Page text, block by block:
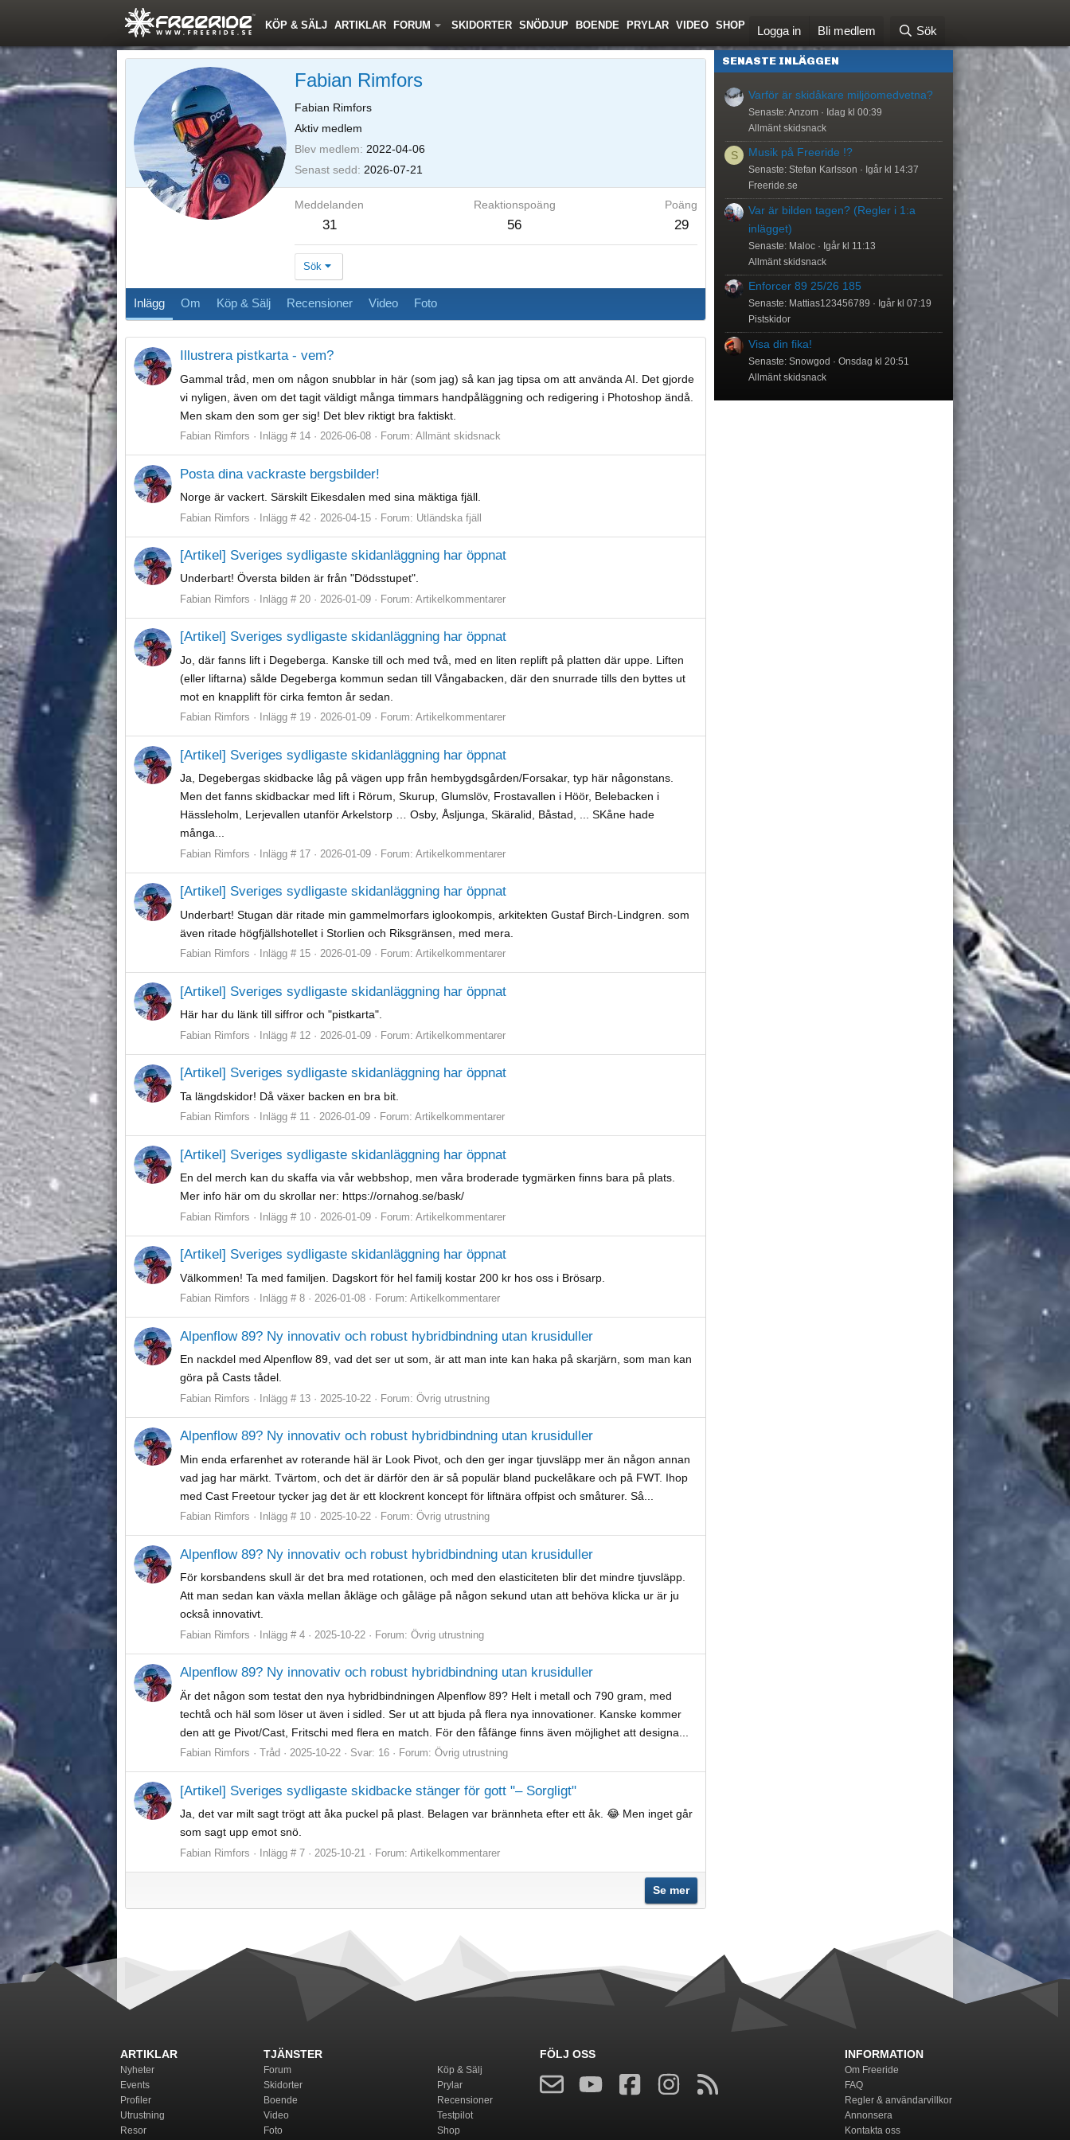
KÖP & SÄLJ ARTIKLAR FORUM SKIDORTER SNÖDJUP BOENDE PRYLAR VIDEO SHOP Logga in Bli medlem Sök
Fabian Rimfors
Fabian Rimfors
Aktiv medlem
Blev medlem
2022-04-06
Senast sedd
2026-07-21
Meddelanden
31
Reaktionspoäng
56
Poäng
29
Sök
Inlägg Om Köp & Sälj Recensioner Video Foto
Illustrera pistkarta - vem?
Gammal tråd, men om någon snubblar in här (som jag) så kan jag tipsa om att använda AI. Det gjorde
vi nyligen, även om det tagit väldigt många timmars handpåläggning och redigering i Photoshop ändå.
Men skam den som ger sig! Det blev riktigt bra faktiskt.
Fabian Rimfors Inlägg # 14 2026-06-08 Forum: Allmänt skidsnack
Posta dina vackraste bergsbilder!
Norge är vackert. Särskilt Eikesdalen med sina mäktiga fjäll.
Fabian Rimfors Inlägg # 42 2026-04-15 Forum: Utländska fjäll
[Artikel] Sveriges sydligaste skidanläggning har öppnat
Underbart! Översta bilden är från "Dödsstupet".
Fabian Rimfors Inlägg # 20 2026-01-09 Forum: Artikelkommentarer
[Artikel] Sveriges sydligaste skidanläggning har öppnat
Jo, där fanns lift i Degeberga. Kanske till och med två, med en liten replift på platten där uppe. Liften
(eller liftarna) sålde Degeberga kommun sedan till Vångabacken, där den snurrade tills den byttes ut
mot en knapplift för cirka femton år sedan.
Fabian Rimfors Inlägg # 19 2026-01-09 Forum: Artikelkommentarer
[Artikel] Sveriges sydligaste skidanläggning har öppnat
Ja, Degebergas skidbacke låg på vägen upp från hembygdsgården/Forsakar, typ här någonstans.
Men det fanns skidbackar med lift i Rörum, Skurup, Glumslöv, Frostavallen i Höör, Belebacken i
Hässleholm, Lerjevallen utanför Arkelstorp … Osby, Åsljunga, Skäralid, Båstad, ... SKåne hade
många...
Fabian Rimfors Inlägg # 17 2026-01-09 Forum: Artikelkommentarer
[Artikel] Sveriges sydligaste skidanläggning har öppnat
Underbart! Stugan där ritade min gammelmorfars iglookompis, arkitekten Gustaf Birch-Lindgren. som
även ritade högfjällshotellet i Storlien och Riksgränsen, med mera.
Fabian Rimfors Inlägg # 15 2026-01-09 Forum: Artikelkommentarer
[Artikel] Sveriges sydligaste skidanläggning har öppnat
Här har du länk till siffror och "pistkarta".
Fabian Rimfors Inlägg # 12 2026-01-09 Forum: Artikelkommentarer
[Artikel] Sveriges sydligaste skidanläggning har öppnat
Ta längdskidor! Då växer backen en bra bit.
Fabian Rimfors Inlägg # 11 2026-01-09 Forum: Artikelkommentarer
[Artikel] Sveriges sydligaste skidanläggning har öppnat
En del merch kan du skaffa via vår webbshop, men våra broderade tygmärken finns bara på plats.
Mer info här om du skrollar ner: https://ornahog.se/bask/
Fabian Rimfors Inlägg # 10 2026-01-09 Forum: Artikelkommentarer
[Artikel] Sveriges sydligaste skidanläggning har öppnat
Välkommen! Ta med familjen. Dagskort för hel familj kostar 200 kr hos oss i Brösarp.
Fabian Rimfors Inlägg # 8 2026-01-08 Forum: Artikelkommentarer
Alpenflow 89? Ny innovativ och robust hybridbindning utan krusiduller
En nackdel med Alpenflow 89, vad det ser ut som, är att man inte kan haka på skarjärn, som man kan
göra på Casts tådel.
Fabian Rimfors Inlägg # 13 2025-10-22 Forum: Övrig utrustning
Alpenflow 89? Ny innovativ och robust hybridbindning utan krusiduller
Min enda erfarenhet av roterande häl är Look Pivot, och den ger ingar tjuvsläpp mer än någon annan
vad jag har märkt. Tvärtom, och det är därför den är så populär bland puckelåkare och på FWT. Ihop
med Cast Freetour tycker jag det är ett klockrent koncept för liftnära offpist och småturer. Så...
Fabian Rimfors Inlägg # 10 2025-10-22 Forum: Övrig utrustning
Alpenflow 89? Ny innovativ och robust hybridbindning utan krusiduller
För korsbandens skull är det bra med rotationen, och med den elasticiteten blir det mindre tjuvsläpp.
Att man sedan kan växla mellan åkläge och gåläge på någon sekund utan att behöva klicka ur är ju
också innovativt.
Fabian Rimfors Inlägg # 4 2025-10-22 Forum: Övrig utrustning
Alpenflow 89? Ny innovativ och robust hybridbindning utan krusiduller
Är det någon som testat den nya hybridbindningen Alpenflow 89? Helt i metall och 790 gram, med
techtå och häl som löser ut även i sidled. Ser ut att bjuda på flera nya innovationer. Kanske kommer
den att ge Pivot/Cast, Fritschi med flera en match. För den fåfänge finns även möjlighet att designa...
Fabian Rimfors Tråd 2025-10-22 Svar: 16 Forum: Övrig utrustning
[Artikel] Sveriges sydligaste skidbacke stänger för gott "– Sorgligt"
Ja, det var milt sagt trögt att åka puckel på plast. Belagen var brännheta efter ett åk. 😂 Men inget går
som sagt upp emot snö.
Fabian Rimfors Inlägg # 7 2025-10-21 Forum: Artikelkommentarer
Se mer
SENASTE INLÄGGEN
Varför är skidåkare miljöomedvetna?
Senaste: Anzom
Idag kl 00:39
Allmänt skidsnack
S Musik på Freeride !?
Senaste: Stefan Karlsson
Igår kl 14:37
Freeride.se
Var är bilden tagen? (Regler i 1:a
inlägget)
Senaste: Maloc
Igår kl 11:13
Allmänt skidsnack
Enforcer 89 25/26 185
Senaste: Mattias123456789
Igår kl 07:19
Pistskidor
Visa din fika!
Senaste: Snowgod
Onsdag kl 20:51
Allmänt skidsnack
ARTIKLAR
Nyheter
Events
Profiler
Utrustning
Resor
TJÄNSTER
Forum
Skidorter
Boende
Video
Foto
Köp & Sälj
Prylar
Recensioner
Testpilot
Shop
FÖLJ OSS INFORMATION
Om Freeride
FAQ
Regler & användarvillkor
Annonsera
Kontakta oss